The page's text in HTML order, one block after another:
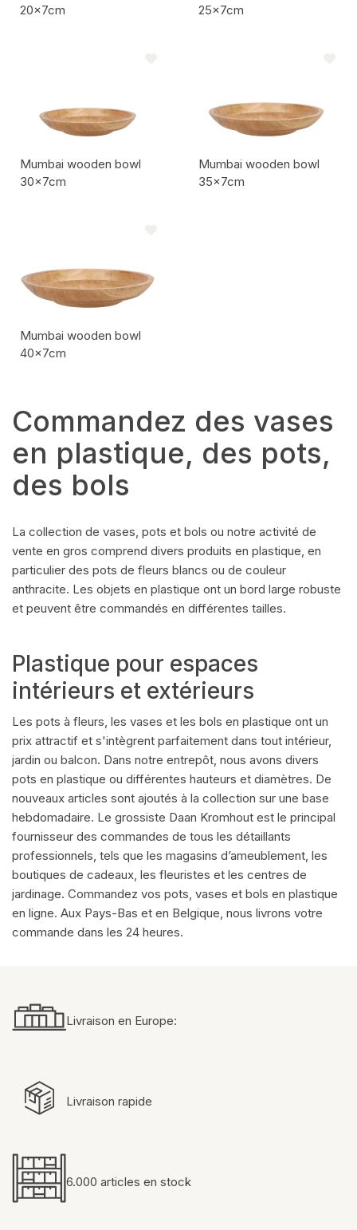
20x7cm
25x7cm
Mumbai wooden bowl
30x7cm
Mumbai wooden bowl
35x7cm
Mumbai wooden bowl
40x7cm
Commandez des vases
en plastique, des pots,
des bols
La collection de vases, pots et bols ou notre activité de
vente en gros comprend divers produits en plastique, en
particulier des pots de fleurs blancs ou de couleur
anthracite. Les objets en plastique ont un bord large robuste
et peuvent être commandés en différentes tailles.
Plastique pour espaces
intérieurs et extérieurs
Les pots à fleurs, les vases et les bols en plastique ont un
prix attractif et s'intègrent parfaitement dans tout intérieur,
jardin ou balcon. Dans notre entrepôt, nous avons divers
pots en plastique ou différentes hauteurs et diamètres. De
nouveaux articles sont ajoutés à la collection sur une base
hebdomadaire. Le grossiste Daan Kromhout est le principal
fournisseur des commandes de tous les détaillants
professionnels, tels que les magasins d’ameublement, les
boutiques de cadeaux, les fleuristes et les centres de
jardinage. Commandez vos pots, vases et bols en plastique
en ligne. Aux Pays-Bas et en Belgique, nous livrons votre
commande dans les 24 heures.
Livraison en Europe:
Livraison rapide
6.000 articles en stock